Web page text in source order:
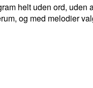
helt uden ord, uden
og med melodier